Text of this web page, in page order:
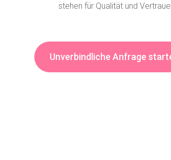
stehen für Qualität und
Unverbindliche Anfrage